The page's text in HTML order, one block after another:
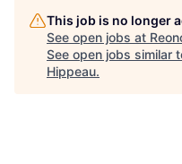
This job is no longer
See open jobs at
See open jobs similar
Hippeau.